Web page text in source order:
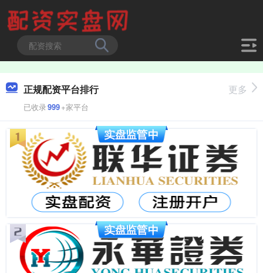
正规配资平台排行
已收录999+家平台
更多